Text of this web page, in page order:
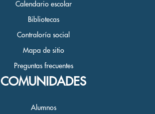
Calendario escolar
Bibliotecas
Contraloría social
Mapa de sitio
Preguntas frecuentes
COMUNIDADES
Alumnos